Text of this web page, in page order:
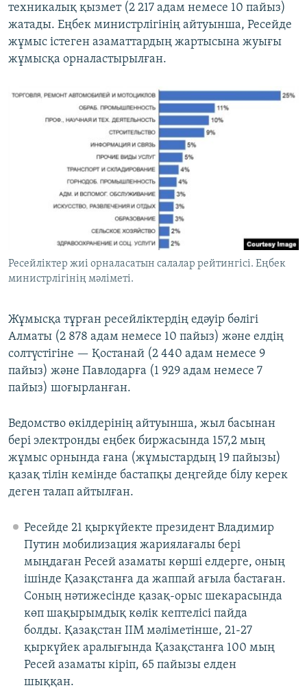
техникалық қызмет (2 217 адам немесе 10 пайыз)
жатады. Еңбек министрлігінің айтуынша, Ресейде
жұмыс істеген азаматтардың жартысына жуығы
жұмысқа орналастырылған.
Ресейліктер жиі орналасатын салалар рейтингісі. Еңбек
министрлігінің мәліметі.
Жұмысқа тұрған ресейліктердің едәуір бөлігі
Алматы (2 878 адам немесе 10 пайыз) және елдің
солтүстігіне — Қостанай (2 440 адам немесе 9
пайыз) және Павлодарға (1 929 адам немесе 7
пайыз) шоғырланған.
Ведомство өкілдерінің айтуынша, жыл басынан
бері электронды еңбек биржасында 157,2 мың
жұмыс орнында ғана (жұмыстардың 19 пайызы)
қазақ тілін кемінде бастапқы деңгейде білу керек
деген талап айтылған.
Ресейде 21 қыркүйекте президент Владимир
Путин мобилизация жариялағалы бері
мыңдаған Ресей азаматы көрші елдерге, оның
ішінде Қазақстанға да жаппай ағыла бастаған.
Соның нәтижесінде қазақ-орыс шекарасында
көп шақырымдық көлік кептелісі пайда
болды. Қазақстан ІІМ мәліметінше, 21-27
қыркүйек аралығында Қазақстанға 100 мың
Ресей азаматы кіріп, 65 пайызы елден
шыққан.